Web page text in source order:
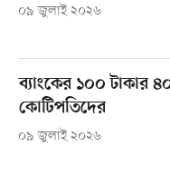
০৯ জুলাই ২০২৬
ব্যাংকের ১০০ টাকার
কোটিপতিদের
০৯ জুলাই ২০২৬